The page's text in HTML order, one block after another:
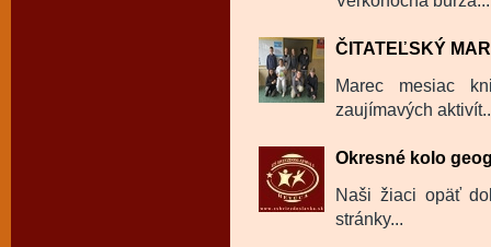
ČITATEĽSKÝ
Marec mesiac
zaujímavých
Okresné kolo
Naši žiaci opäť
stránky...